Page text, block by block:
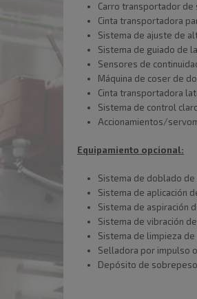
Carro transportador de
Cinta transportadora
Sistema de ajuste de
Sistema de guiado de
Sensores de
Máquina de coser de
Cinta transportadora
Sistema de control
Accionamientos/
Equipamiento opcional:
Sistema de doblado
Sistema de aplicación
Sistema de aspiración
Sistema de vibración
Sistema de limpieza
Selladora por impulso
Depósito de sobrepeso